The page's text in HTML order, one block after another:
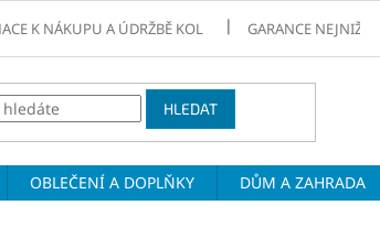
K NÁKUPU A ÚDRŽBĚ KOL GARANCE NEJNIŽŠÍ
HLEDAT
OBLEČENÍ A DOPLŇKY DŮM A ZAHRADA